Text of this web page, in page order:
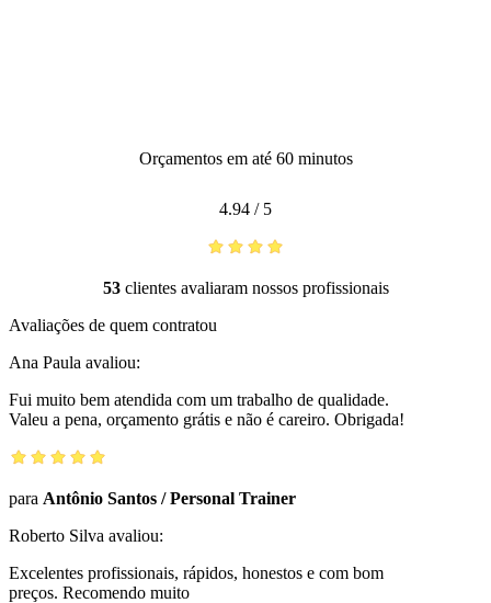
Orçamentos em até 60 minutos
4.94 / 5
53clientes avaliaram nossos profissionais
Avaliações de quem contratou
Ana Paula avaliou:
Fui muito bem atendida com um trabalho de qualidade.
Valeu a pena, orçamento grátis e não é careiro. Obrigada!
para Antônio Santos /Personal Trainer
Roberto Silva avaliou:
Excelentes profissionais, rápidos, honestos e com bom
preços. Recomendo muito